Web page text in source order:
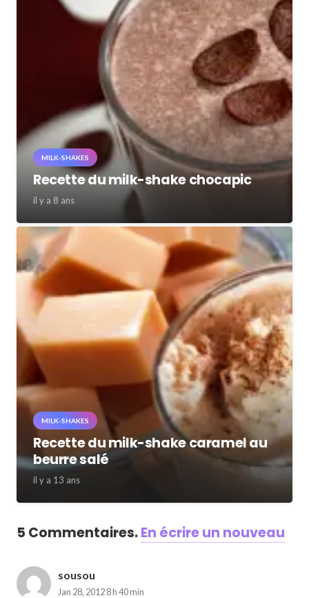
MILK-SHAKES
Recette du milk-shake chocapic
il y a 8 ans
MILK-SHAKES
Recette du milk-shake caramel au
beurre salé
il y a 13 ans
5 Commentaires.En écrire un nouveau
sousou
Jan 28, 2012 8 h 40 min